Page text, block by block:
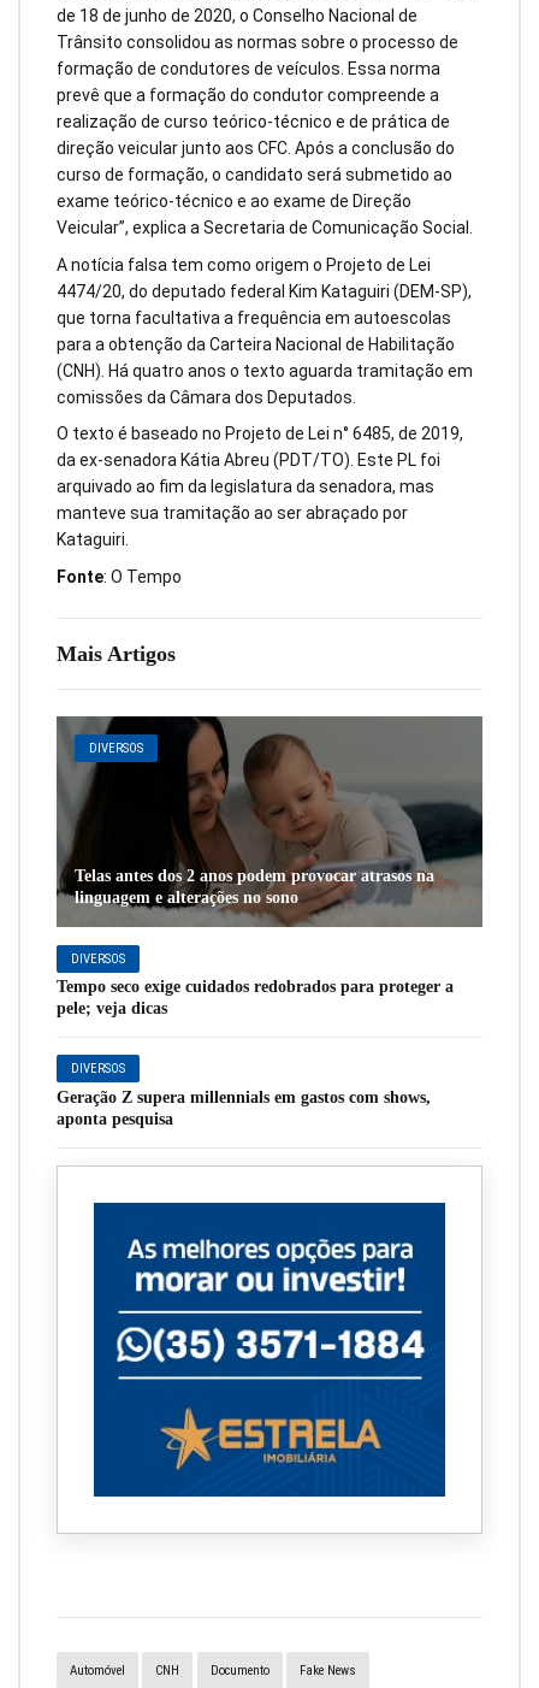
Mais Artigos
DIVERSOS
Telas antes dos 2 anos podem provocar atrasos na
linguagem e alterações no sono
DIVERSOS
Tempo seco exige cuidados redobrados para proteger a
pele; veja dicas
DIVERSOS
Geração Z supera millennials em gastos com shows,
aponta pesquisa
de 18 de junho de 2020, o Conselho Nacional de
Trânsito consolidou as normas sobre o processo de
formação de condutores de veículos. Essa norma
prevê que a formação do condutor compreende a
realização de curso teórico-técnico e de prática de
direção veicular junto aos CFC. Após a conclusão do
curso de formação, o candidato será submetido ao
exame teórico-técnico e ao exame de Direção
Veicular”, explica a Secretaria de Comunicação Social.
A notícia falsa tem como origem o Projeto de Lei
4474/20, do deputado federal Kim Kataguiri (DEM-SP),
que torna facultativa a frequência em autoescolas
para a obtenção da Carteira Nacional de Habilitação
(CNH). Há quatro anos o texto aguarda tramitação em
comissões da Câmara dos Deputados.
O texto é baseado no Projeto de Lei n° 6485, de 2019,
da ex-senadora Kátia Abreu (PDT/TO). Este PL foi
arquivado ao fim da legislatura da senadora, mas
manteve sua tramitação ao ser abraçado por
Kataguiri.
Fonte: O Tempo
Automóvel CNH Documento Fake News